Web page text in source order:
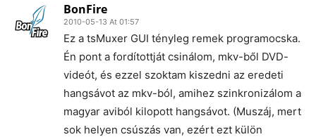
BonFire
2010-05-13 At 01:57
Ez a tsMuxer GUI tényleg remek programocska.
Én pont a fordítottját csinálom, mkv-ből DVD-
videót, és ezzel szoktam kiszedni az eredeti
hangsávot az mkv-ból, amihez szinkronizálom a
magyar aviból kilopott hangsávot. (Muszáj, mert
sok helyen csúszás van, ezért ezt külön